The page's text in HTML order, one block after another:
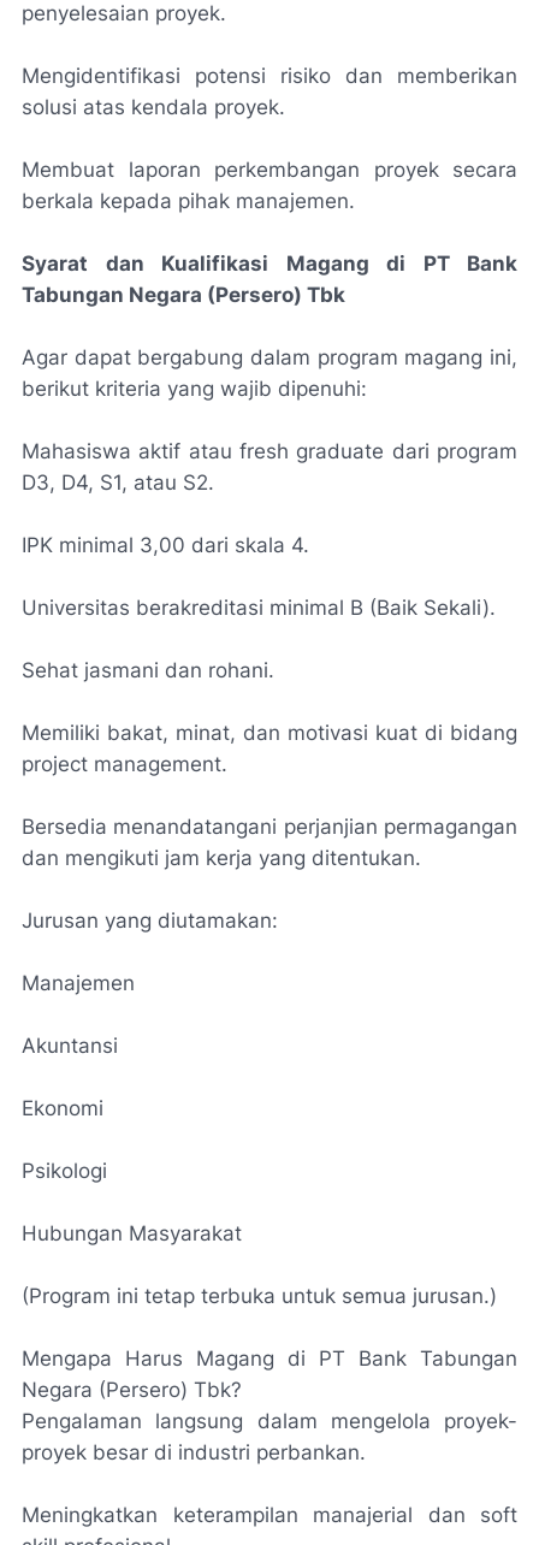
penyelesaian proyek.
Mengidentifikasi potensi risiko dan memberikan
solusi atas kendala proyek.
Membuat laporan perkembangan proyek secara
berkala kepada pihak manajemen.
Syarat dan Kualifikasi Magang di PT Bank
Tabungan Negara (Persero) Tbk
Agar dapat bergabung dalam program magang ini,
berikut kriteria yang wajib dipenuhi:
Mahasiswa aktif atau fresh graduate dari program
D3, D4, S1, atau S2.
IPK minimal 3,00 dari skala 4.
Universitas berakreditasi minimal B (Baik Sekali).
Sehat jasmani dan rohani.
Memiliki bakat, minat, dan motivasi kuat di bidang
project management.
Bersedia menandatangani perjanjian permagangan
dan mengikuti jam kerja yang ditentukan.
Jurusan yang diutamakan:
Manajemen
Akuntansi
Ekonomi
Psikologi
Hubungan Masyarakat
(Program ini tetap terbuka untuk semua jurusan.)
Mengapa Harus Magang di PT Bank Tabungan
Negara (Persero) Tbk?
Pengalaman langsung dalam mengelola proyek-
proyek besar di industri perbankan.
Meningkatkan keterampilan manajerial dan soft